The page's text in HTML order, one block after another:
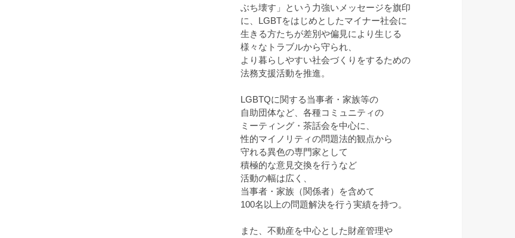
ぶち壊す」という力強いメッセージを旗印
に、LGBTをはじめとしたマイナー社会に
生きる方たちが差別や偏見により生じる
様々なトラブルから守られ、
より暮らしやすい社会づくりをするための
法務支援活動を推進。
LGBTQに関する当事者・家族等の
自助団体など、各種コミュニティの
ミーティング・茶話会を中心に、
性的マイノリティの問題法的観点から
守れる異色の専門家として
積極的な意見交換を行うなど
活動の幅は広く、
当事者・家族（関係者）を含めて
100名以上の問題解決を行う実績を持つ。
また、不動産を中心とした財産管理や